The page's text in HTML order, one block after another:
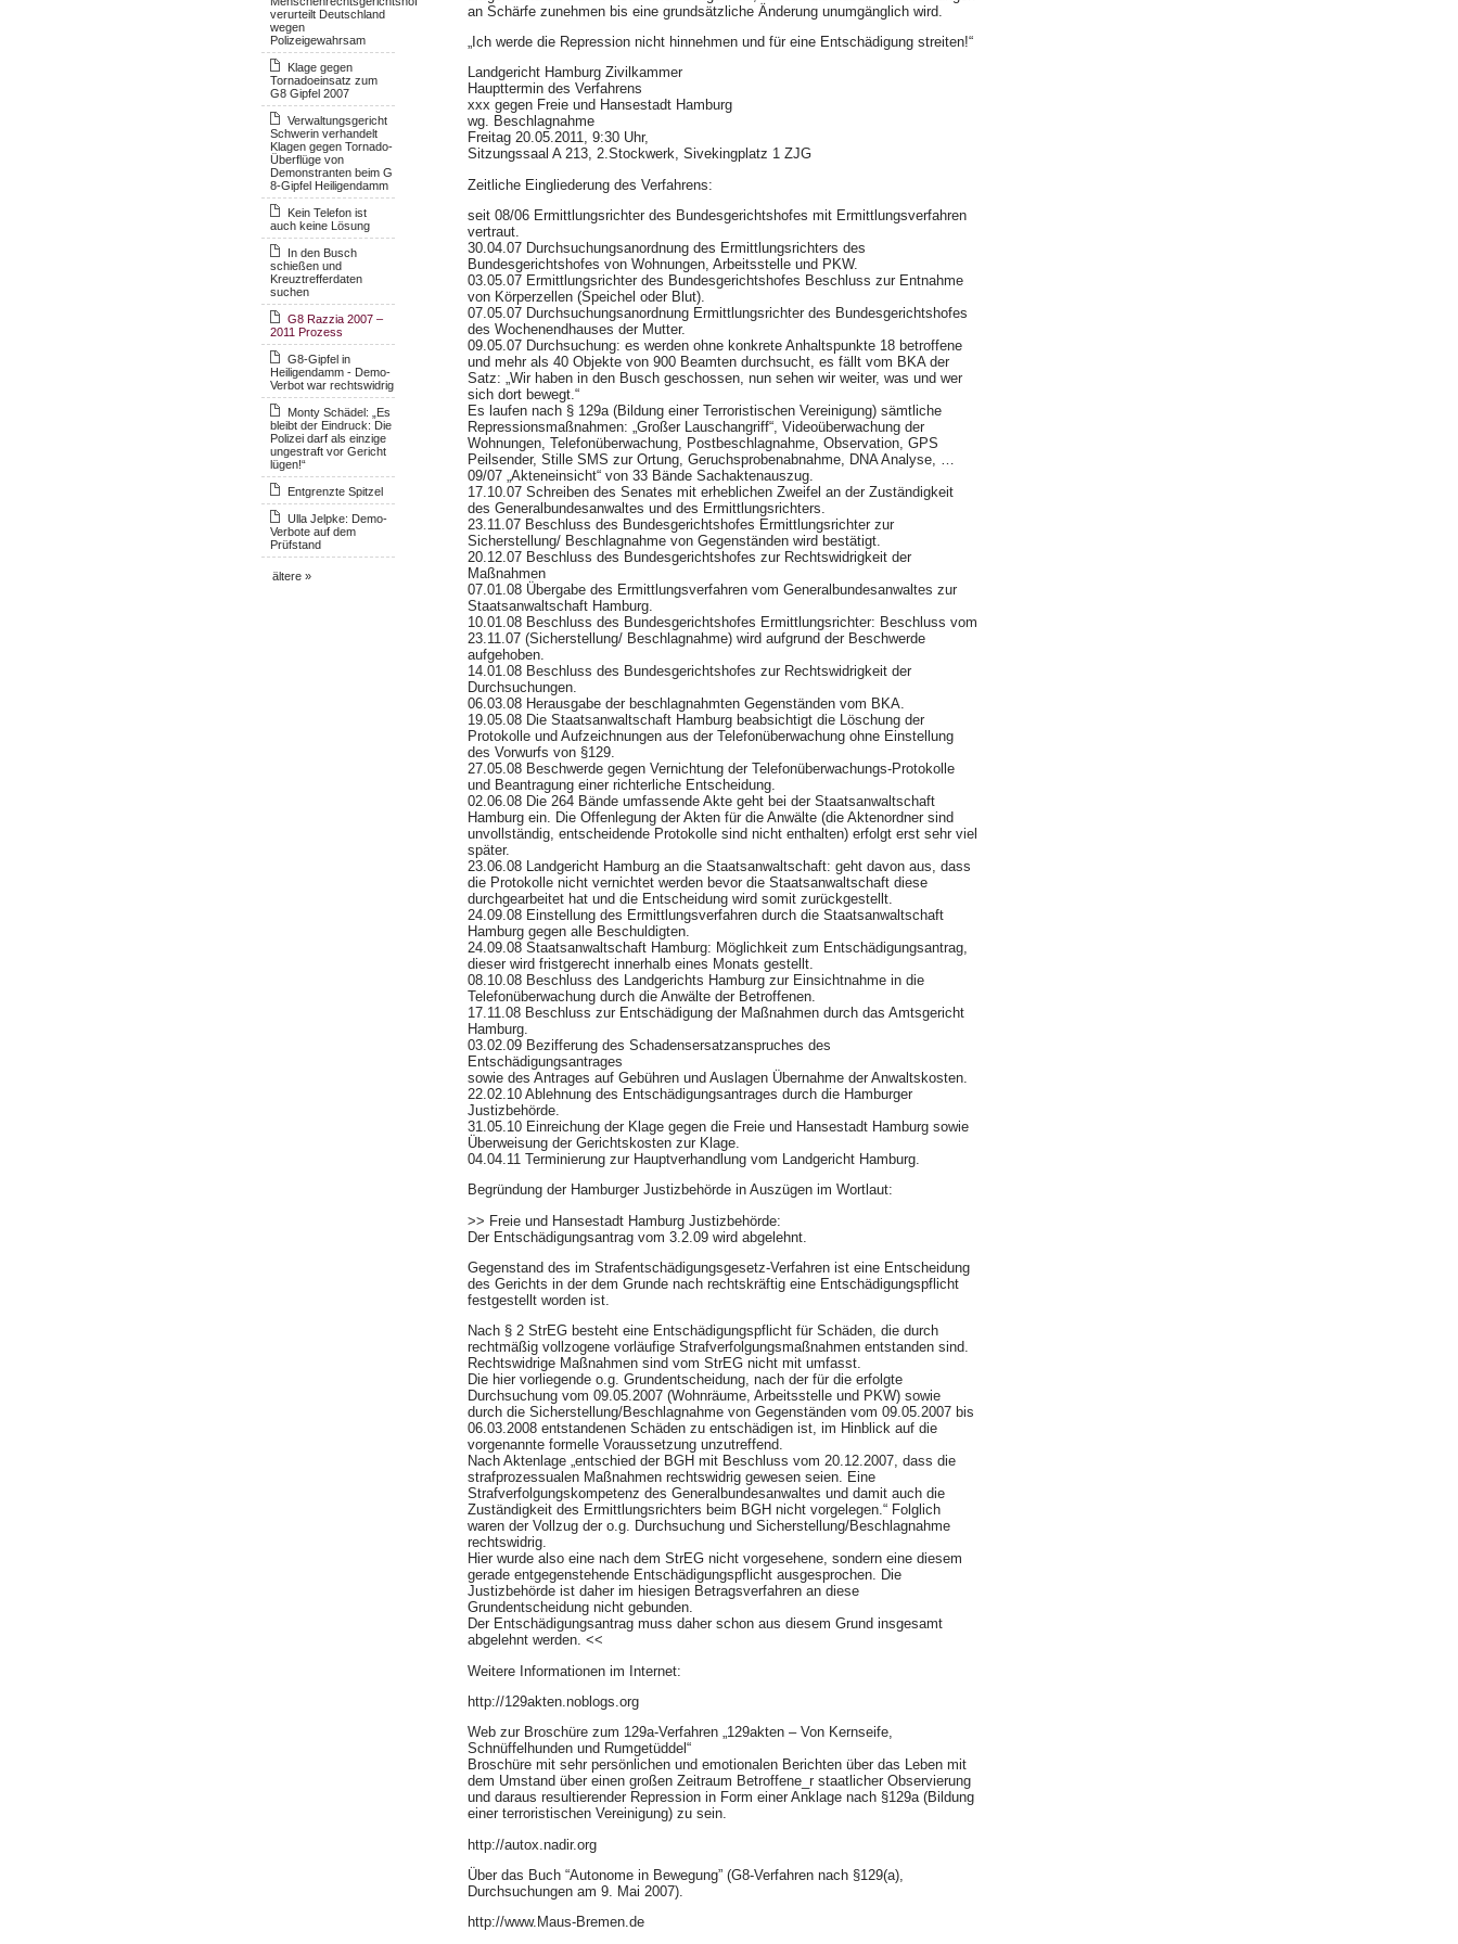
verurteilt Deutschland
wegen
Polizeigewahrsam
Klage gegen
Tornadoeinsatz zum
G8 Gipfel 2007
Verwaltungsgericht
Schwerin verhandelt
Klagen gegen Tornado-
Überflüge von
Demonstranten beim G
8-Gipfel Heiligendamm
Kein Telefon ist
auch keine Lösung
In den Busch
schießen und
Kreuztrefferdaten
suchen
G8 Razzia 2007 –
2011 Prozess
G8-Gipfel in
Heiligendamm - Demo-
Verbot war rechtswidrig
Monty Schädel: „Es
bleibt der Eindruck: Die
Polizei darf als einzige
ungestraft vor Gericht
lügen!“
Entgrenzte Spitzel
Ulla Jelpke: Demo-
Verbote auf dem
Prüfstand
ältere »
an Schärfe zunehmen bis eine grundsätzliche Änderung unumgänglich wird.
„Ich werde die Repression nicht hinnehmen und für eine Entschädigung streiten!“
Landgericht Hamburg Zivilkammer
Haupttermin des Verfahrens
xxx gegen Freie und Hansestadt Hamburg
wg. Beschlagnahme
Freitag 20.05.2011, 9:30 Uhr,
Sitzungssaal A 213, 2.Stockwerk, Sivekingplatz 1 ZJG
Zeitliche Eingliederung des Verfahrens:
seit 08/06 Ermittlungsrichter des Bundesgerichtshofes mit Ermittlungsverfahren
vertraut.
30.04.07 Durchsuchungsanordnung des Ermittlungsrichters des
Bundesgerichtshofes von Wohnungen, Arbeitsstelle und PKW.
03.05.07 Ermittlungsrichter des Bundesgerichtshofes Beschluss zur Entnahme
von Körperzellen (Speichel oder Blut).
07.05.07 Durchsuchungsanordnung Ermittlungsrichter des Bundesgerichtshofes
des Wochenendhauses der Mutter.
09.05.07 Durchsuchung: es werden ohne konkrete Anhaltspunkte 18 betroffene
und mehr als 40 Objekte von 900 Beamten durchsucht, es fällt vom BKA der
Satz: „Wir haben in den Busch geschossen, nun sehen wir weiter, was und wer
sich dort bewegt.“
Es laufen nach § 129a (Bildung einer Terroristischen Vereinigung) sämtliche
Repressionsmaßnahmen: „Großer Lauschangriff“, Videoüberwachung der
Wohnungen, Telefonüberwachung, Postbeschlagnahme, Observation, GPS
Peilsender, Stille SMS zur Ortung, Geruchsprobenabnahme, DNA Analyse, …
09/07 „Akteneinsicht“ von 33 Bände Sachaktenauszug.
17.10.07 Schreiben des Senates mit erheblichen Zweifel an der Zuständigkeit
des Generalbundesanwaltes und des Ermittlungsrichters.
23.11.07 Beschluss des Bundesgerichtshofes Ermittlungsrichter zur
Sicherstellung/ Beschlagnahme von Gegenständen wird bestätigt.
20.12.07 Beschluss des Bundesgerichtshofes zur Rechtswidrigkeit der
Maßnahmen
07.01.08 Übergabe des Ermittlungsverfahren vom Generalbundesanwaltes zur
Staatsanwaltschaft Hamburg.
10.01.08 Beschluss des Bundesgerichtshofes Ermittlungsrichter: Beschluss vom
23.11.07 (Sicherstellung/ Beschlagnahme) wird aufgrund der Beschwerde
aufgehoben.
14.01.08 Beschluss des Bundesgerichtshofes zur Rechtswidrigkeit der
Durchsuchungen.
06.03.08 Herausgabe der beschlagnahmten Gegenständen vom BKA
19.05.08 Die Staatsanwaltschaft Hamburg beabsichtigt die Löschung der
Protokolle und Aufzeichnungen aus der Telefonüberwachung ohne Einstellung
des Vorwurfs von §129.
27.05.08 Beschwerde gegen Vernichtung der Telefonüberwachungs-Protokolle
und Beantragung einer richterliche Entscheidung.
02.06.08 Die 264 Bände umfassende Akte geht bei der Staatsanwaltschaft
Hamburg ein. Die Offenlegung der Akten für die Anwälte (die Aktenordner sind
unvollständig, entscheidende Protokolle sind nicht enthalten) erfolgt erst sehr viel
später.
23.06.08 Landgericht Hamburg an die Staatsanwaltschaft: geht davon aus, dass
die Protokolle nicht vernichtet werden bevor die Staatsanwaltschaft diese
durchgearbeitet hat und die Entscheidung wird somit zurückgestellt.
24.09.08 Einstellung des Ermittlungsverfahren durch die Staatsanwaltschaft
Hamburg gegen alle Beschuldigten.
24.09.08 Staatsanwaltschaft Hamburg: Möglichkeit zum Entschädigungsantrag,
dieser wird fristgerecht innerhalb eines Monats gestellt.
08.10.08 Beschluss des Landgerichts Hamburg zur Einsichtnahme in die
Telefonüberwachung durch die Anwälte der Betroffenen.
17.11.08 Beschluss zur Entschädigung der Maßnahmen durch das Amtsgericht
Hamburg.
03.02.09 Bezifferung des Schadensersatzanspruches des
Entschädigungsantrages
sowie des Antrages auf Gebühren und Auslagen Übernahme der Anwaltskosten.
22.02.10 Ablehnung des Entschädigungsantrages durch die Hamburger
Justizbehörde.
31.05.10 Einreichung der Klage gegen die Freie und Hansestadt Hamburg sowie
Überweisung der Gerichtskosten zur Klage.
04.04.11 Terminierung zur Hauptverhandlung vom Landgericht Hamburg.
Begründung der Hamburger Justizbehörde in Auszügen im Wortlaut:
>> Freie und Hansestadt Hamburg Justizbehörde:
Der Entschädigungsantrag vom 3.2.09 wird abgelehnt.
Gegenstand des im Strafentschädigungsgesetz-Verfahren ist eine Entscheidung
des Gerichts in der dem Grunde nach rechtskräftig eine Entschädigungspflicht
festgestellt worden ist.
Nach § 2 StrEG besteht eine Entschädigungspflicht für Schäden, die durch
rechtmäßig vollzogene vorläufige Strafverfolgungsmaßnahmen entstanden sind.
Rechtswidrige Maßnahmen sind vom StrEG nicht mit umfasst.
Die hier vorliegende o.g. Grundentscheidung, nach der für die erfolgte
Durchsuchung vom 09.05.2007 (Wohnräume, Arbeitsstelle und PKW) sowie
durch die Sicherstellung/Beschlagnahme von Gegenständen vom 09.05.2007 bis
06.03.2008 entstandenen Schäden zu entschädigen ist, im Hinblick auf die
vorgenannte formelle Voraussetzung unzutreffend.
Nach Aktenlage „entschied der BGH mit Beschluss vom 20.12.2007, dass die
strafprozessualen Maßnahmen rechtswidrig gewesen seien. Eine
Strafverfolgungskompetenz des Generalbundesanwaltes und damit auch die
Zuständigkeit des Ermittlungsrichters beim BGH nicht vorgelegen.“ Folglich
waren der Vollzug der o.g. Durchsuchung und Sicherstellung/Beschlagnahme
rechtswidrig.
Hier wurde also eine nach dem StrEG nicht vorgesehene, sondern eine diesem
gerade entgegenstehende Entschädigungspflicht ausgesprochen. Die
Justizbehörde ist daher im hiesigen Betragsverfahren an diese
Grundentscheidung nicht gebunden.
Der Entschädigungsantrag muss daher schon aus diesem Grund insgesamt
abgelehnt werden. <<
Weitere Informationen im Internet:
http://129akten.noblogs.org
Web zur Broschüre zum 129a-Verfahren „129akten – Von Kernseife,
Schnüffelhunden und Rumgetüddel“
Broschüre mit sehr persönlichen und emotionalen Berichten über das Leben mit
dem Umstand über einen großen Zeitraum Betroffene_r staatlicher Observierung
und daraus resultierender Repression in Form einer Anklage nach §129a (Bildung
einer terroristischen Vereinigung) zu sein.
http://autox.nadir.org
Über das Buch “Autonome in Bewegung” (G8-Verfahren nach §129(a),
Durchsuchungen am 9. Mai 2007).
http://www.Maus-Bremen.de